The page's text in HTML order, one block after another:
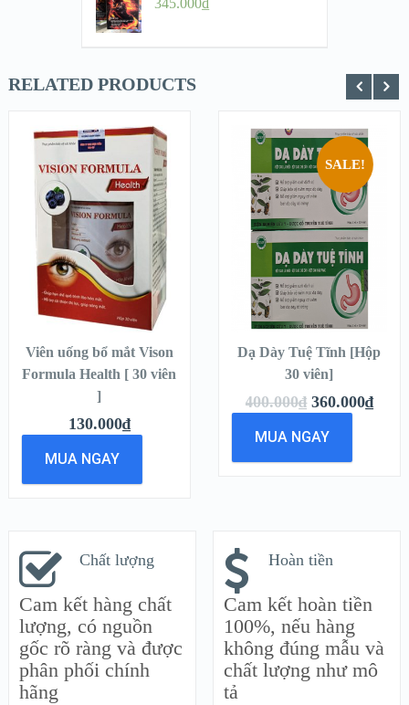
345.000₫
RELATED PRODUCTS
QUICK LOOK
VIEW
DETAILS
THÊM VÀO
GIỎ HÀNG
Viên uống bổ mắt Vison
Formula Health [ 30 viên
]
130.000₫
MUA NGAY
SALE!
QUICK LOOK
VIEW
DETAILS
THÊM VÀO
GIỎ HÀNG
Dạ Dày Tuệ Tĩnh [Hộp
30 viên]
400.000₫ 360.000₫
MUA NGAY
Chất lượng
Cam kết hàng chất
lượng, có nguồn
gốc rõ ràng và được
phân phối chính
hãng
Hoàn tiền
Cam kết hoàn tiền
100%, nếu hàng
không đúng mẫu và
chất lượng như mô
tả